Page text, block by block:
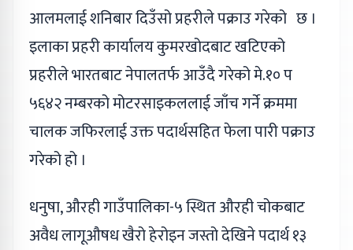
आलमलाई शनिबार दिउँसो प्रहरीले पक्राउ गरेको छ ।
इलाका प्रहरी कार्यालय कुमरखोदबाट खटिएको
प्रहरीले भारतबाट नेपालतर्फ आउँदै गरेको मे.१० प
५६४२ नम्बरको मोटरसाइकललाई जाँच गर्ने क्रममा
चालक जफिरलाई उक्त पदार्थसहित फेला पारी पक्राउ
गरेको हो ।
धनुषा, औरही गाउँपालिका-५ स्थित औरही चोकबाट
अवैध लागूऔषध खैरो हेरोइन जस्तो देखिने पदार्थ १३